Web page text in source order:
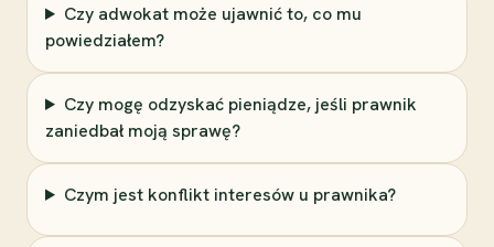
Czy adwokat może ujawnić to, co mu
powiedziałem?
Czy mogę odzyskać pieniądze, jeśli prawnik
zaniedbał moją sprawę?
Czym jest konflikt interesów u prawnika?